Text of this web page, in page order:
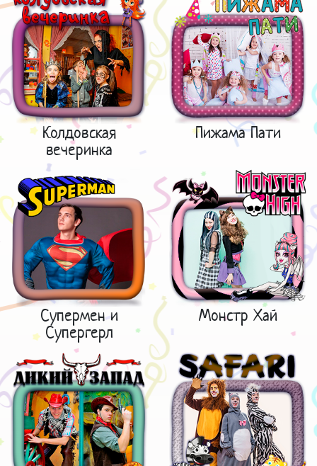
Колдовская
вечеринка
Пижама Пати
Супермен и
Супергерл
Монстр Хай